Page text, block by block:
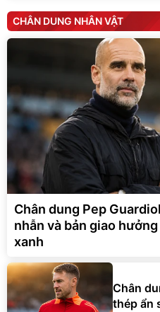
CHÂN DUNG NHÂN VẬT
Chân dung Pep
nhẫn và bản giao
xanh
Chân
thép ẩn